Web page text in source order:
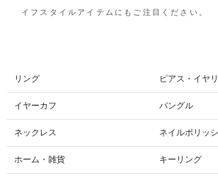
イフスタイルアイテムにもご注目ください。
リング ピアス・イヤ
イヤーカフ バングル
ネックレス ネイルポリッ
ホーム・雑貨 キーリング